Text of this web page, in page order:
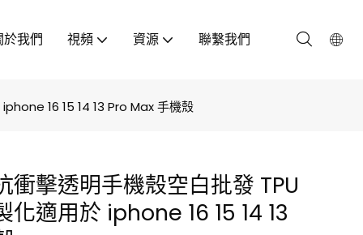
於我們 視頻 資源 聯繫我們
16 15 14 13 Pro Max 手機殼
擊透明手機殼空白批發 TPU
化適用於 iphone 16 15 14 13